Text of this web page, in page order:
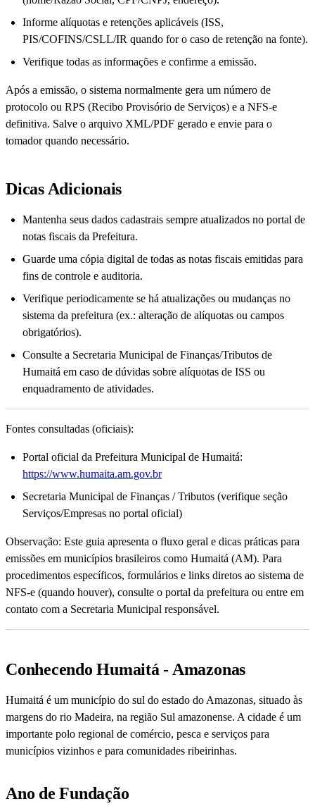
Informe alíquotas e retenções aplicáveis (ISS,
PIS/COFINS/CSLL/IR quando for o caso de retenção na fonte).
Verifique todas as informações e confirme a emissão.
Após a emissão, o sistema normalmente gera um número de
protocolo ou RPS (Recibo Provisório de Serviços) e a NFS-e
definitiva. Salve o arquivo XML/PDF gerado e envie para o
tomador quando necessário.
Dicas Adicionais
Mantenha seus dados cadastrais sempre atualizados no portal de
notas fiscais da Prefeitura.
Guarde uma cópia digital de todas as notas fiscais emitidas para
fins de controle e auditoria.
Verifique periodicamente se há atualizações ou mudanças no
sistema da prefeitura (ex.: alteração de alíquotas ou campos
obrigatórios).
Consulte a Secretaria Municipal de Finanças/Tributos de
Humaitá em caso de dúvidas sobre alíquotas de ISS ou
enquadramento de atividades.
Fontes consultadas (oficiais):
Portal oficial da Prefeitura Municipal de Humaitá:
https://www.humaita.am.gov.br
Secretaria Municipal de Finanças / Tributos (verifique seção
Serviços/Empresas no portal oficial)
Observação: Este guia apresenta o fluxo geral e dicas práticas para
emissões em municípios brasileiros como Humaitá (AM). Para
procedimentos específicos, formulários e links diretos ao sistema de
NFS-e (quando houver), consulte o portal da prefeitura ou entre em
contato com a Secretaria Municipal responsável.
Conhecendo Humaitá - Amazonas
Humaitá é um município do sul do estado do Amazonas, situado às
margens do rio Madeira, na região Sul amazonense. A cidade é um
importante polo regional de comércio, pesca e serviços para
municípios vizinhos e para comunidades ribeirinhas.
Ano de Fundação